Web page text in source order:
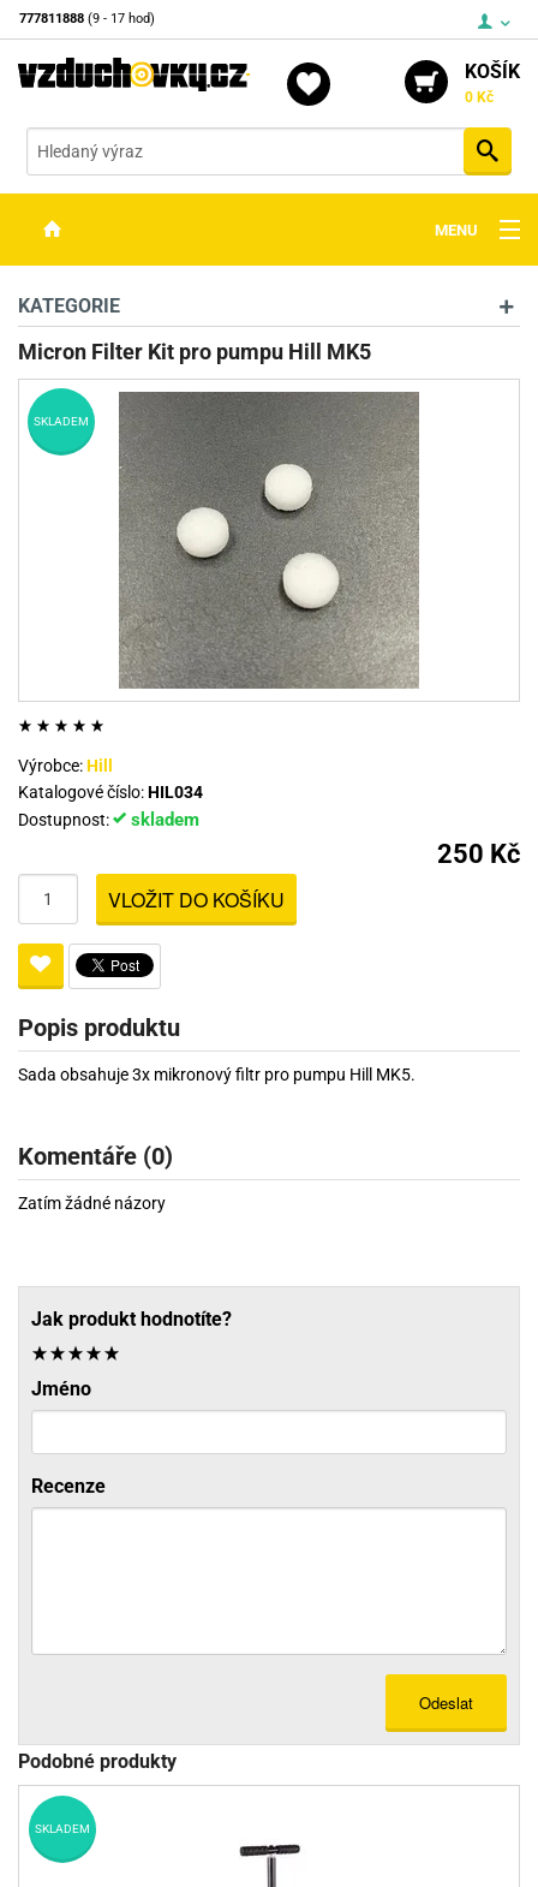
777811888 (9 - 17 hod)
KOŠÍK
0 Kč
MENU
STŘELIVO
PŘÍSLUŠENSTVÍ
DETEKTORY KOVŮ
KONTAKTY
KATEGORIE
Micron Filter Kit pro pumpu Hill MK5
SKLADEM
Výrobce:Hill
Katalogové číslo:HIL034
Dostupnost:
skladem
250 Kč
VLOŽIT DO KOŠÍKU
Popis produktu
Sada obsahuje 3x mikronový filtr pro pumpu Hill MK5.
Komentáře (0)
Zatím žádné názory
Jak produkt hodnotíte?
Jméno
Recenze
Odeslat
Podobné produkty
SKLADEM